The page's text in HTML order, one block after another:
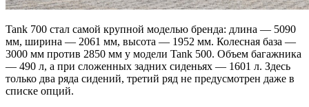
Tank 700 стал самой крупной моделью бренда: длина — 5090
мм, ширина — 2061 мм, высота — 1952 мм. Колесная база —
3000 мм против 2850 мм у модели Tank 500. Объем багажника
— 490 л, а при сложенных задних сиденьях — 1601 л. Здесь
только два ряда сидений, третий ряд не предусмотрен даже в
списке опций.